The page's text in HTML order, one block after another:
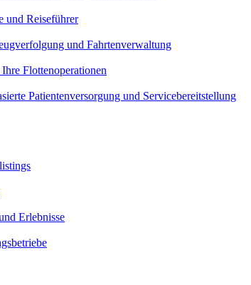
und Reiseführer
und Fahrtenverwaltung
Flottenoperationen
Patientenversorgung und Servicebereitstellung
Erlebnisse